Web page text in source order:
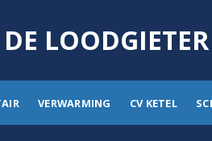
LOODGIETER
VERWARMING CV KETEL